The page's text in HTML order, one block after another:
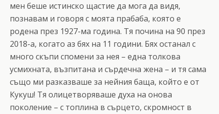
мен беше истинско щастие да мога да видя,
познавам и говоря с моята прабаба, която е
родена през 1927-ма година. Тя почина на 90 през
2018-а, когато аз бях на 11 години. Бях останал с
много скъпи спомени за нея – една толкова
усмихната, възпитана и сърдечна жена – и тя сама
също ми разказваше за нейния баща, който е от
Кукуш! Тя олицетворяваше духа на онова
поколение – с топлина в сърцето, скромност в